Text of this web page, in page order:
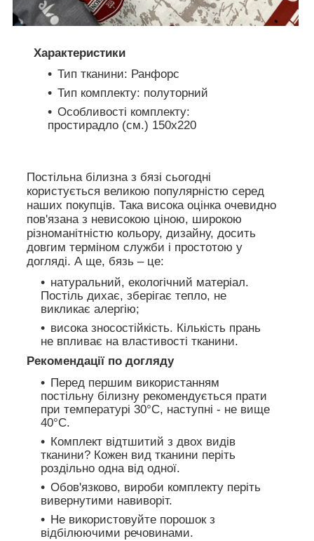
Характеристики
Тип тканини: Ранфорс
Тип комплекту: полуторний
Особливості комплекту:
простирадло (см.) 150х220
Постільна білизна з бязі сьогодні
користується великою популярністю серед
наших покупців. Така висока оцінка очевидно
пов'язана з невисокою ціною, широкою
різноманітністю кольору, дизайну, досить
довгим терміном служби і простотою у
догляді. А ще, бязь – це:
натуральний, екологічний матеріал.
Постіль дихає, зберігає тепло, не
викликає алергію;
висока зносостійкість. Кількість прань
не впливає на властивості тканини.
Рекомендації по догляду
Перед першим використанням
постільну білизну рекомендується прати
при температурі 30°C, наступні - не вище
40°C.
Комплект відтшитий з двох видів
тканини? Кожен вид тканини періть
роздільно одна від одної.
Обов'язково, вироби комплекту періть
вивернутими навиворіт.
Не використовуйте порошок з
відбілюючими речовинами.